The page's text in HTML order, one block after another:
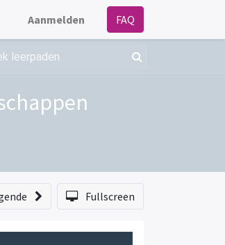
Aanmelden FAQ
Fullscreen